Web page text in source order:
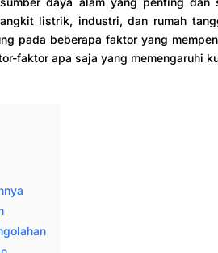
listrik, industri, dan rumah
pada beberapa faktor yang
faktor apa saja yang memengaruhi